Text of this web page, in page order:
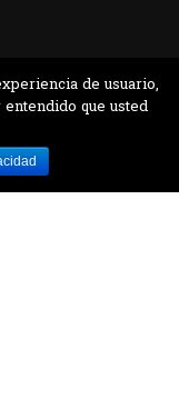
de usuario,
que usted